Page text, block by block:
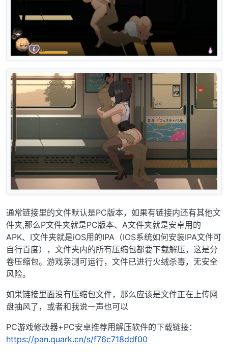
通常链接里的文件默认是PC版本，如果有链接内还有其他文
件夹,那么P文件夹就是PC版本、A文件夹就是安卓用的
APK、I文件夹就是iOS用的IPA（IOS系统如何安装IPA文件可
自行百度），文件夹内的所有压缩包都要下载解压，这是分
卷压缩包。游戏亲测可运行，文件已进行火绒杀毒，无安全
风险。
如果链接里面没有压缩包文件，那么应该是文件正在上传网
盘抽风了，或者和我说一声也可以
PC游戏修改器+PC安卓推荐用解压软件的下载链接：
https://pan.quark.cn/s/f76c718ddf00